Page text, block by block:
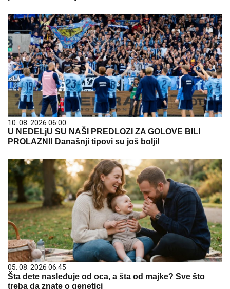
10. 08. 2026 06:00
U NEDELjU SU NAŠI PREDLOZI ZA GOLOVE BILI
PROLAZNI! Današnji tipovi su još bolji!
05. 08. 2026 06:45
Šta dete nasleđuje od oca, a šta od majke? Sve što
treba da znate o genetici